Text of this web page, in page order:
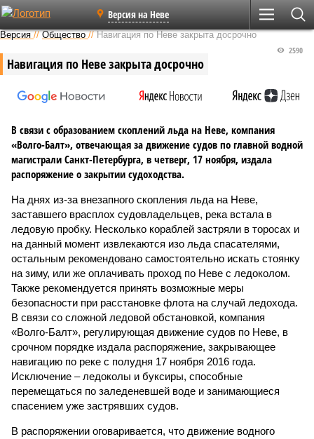
Версия на Неве
Версия //Общество //Навигация по Неве закрыта досрочно
Навигация по Неве закрыта досрочно
2590
В связи с образованием скоплений льда на Неве, компания
«Волго-Балт», отвечающая за движение судов по главной водной
магистрали Санкт-Петербурга, в четверг, 17 ноября, издала
распоряжение о закрытии судоходства.
На днях из-за внезапного скопления льда на Неве,
заставшего врасплох судовладельцев, река встала в
ледовую пробку. Несколько кораблей застряли в торосах и
на данный момент извлекаются изо льда спасателями,
остальным рекомендовано самостоятельно искать стоянку
на зиму, или же оплачивать проход по Неве с ледоколом.
Также рекомендуется принять возможные меры
безопасности при расстановке флота на случай ледохода.
В связи со сложной ледовой обстановкой, компания
«Волго-Балт», регулирующая движение судов по Неве, в
срочном порядке издала распоряжение, закрывающее
навигацию по реке с полудня 17 ноября 2016 года.
Исключение – ледоколы и буксиры, способные
перемещаться по заледеневшей воде и занимающиеся
спасением уже застрявших судов.
В распоряжении оговаривается, что движение водного